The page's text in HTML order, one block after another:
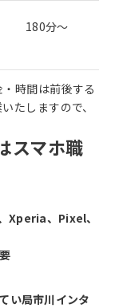
180分〜
時間は前後する
たしますので、
スマホ職
Xperia、Pixel、
い局市川インタ